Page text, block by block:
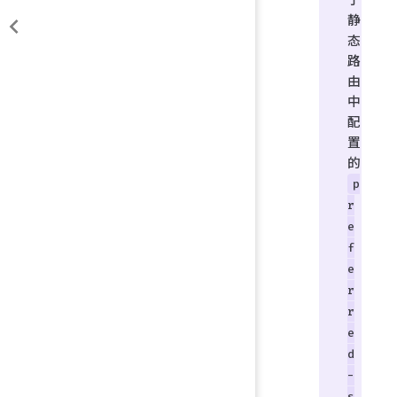
静
态
路
由
中
配
置
的
p
r
e
f
e
r
r
e
d
-